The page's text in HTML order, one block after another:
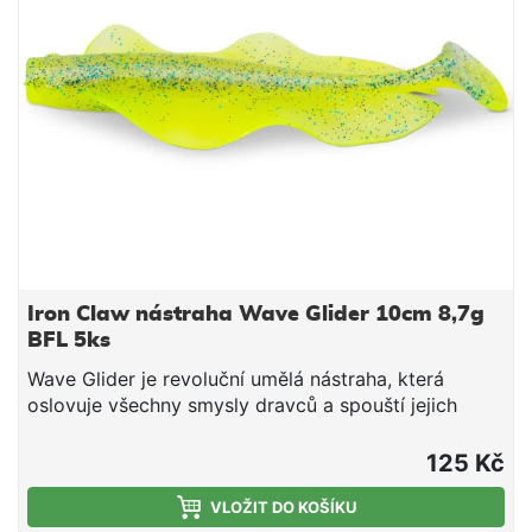
smysly dravců a spouští žravý reflex vysílá jemné
impulzy díky souvislým bočním „ploutvím“, která
pracují i při minimálním propadu kombinace
kopytového ocasu a pulzujících bočních „ploutví“
vhodná i pro noční lov (silná tlaková vlna) ideální
Iron Claw nástraha Wave Glider 10cm 8,7g
BFL 5ks
Wave Glider je revoluční umělá nástraha, která
oslovuje všechny smysly dravců a spouští jejich
ryby viděly opravdu hodně a bývají podezřívavé –
právě tady Wave Glider vyniká. Jemné impulzy
vysílá pomocí souvislých bočních „ploutví“, které
125 Kč
VLOŽIT DO KOŠÍKU